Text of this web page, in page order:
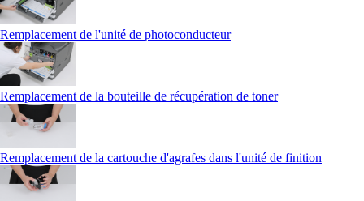
Remplacement de l'unité de photoconducteur
Remplacement de la bouteille de récupération de toner
Remplacement de la cartouche d'agrafes dans l'unité de finition